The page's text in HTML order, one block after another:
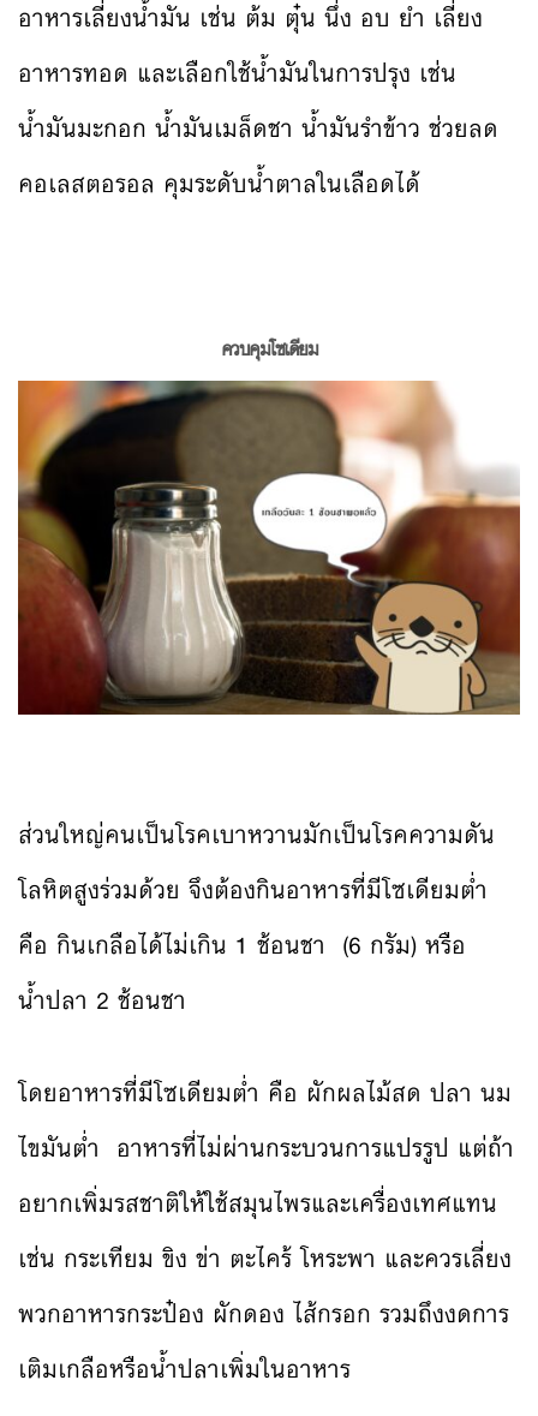
อาหารเลี่ยงน้ำมัน เช่น ต้ม ตุ๋น นึ่ง อบ ยำ เลี่ยง
อาหารทอด และเลือกใช้น้ำมันในการปรุง เช่น
น้ำมันมะกอก น้ำมันเมล็ดชา น้ำมันรำข้าว ช่วยลด
คอเลสตอรอล คุมระดับน้ำตาลในเลือดได้
ควบคุมโซเดียม
ส่วนใหญ่คนเป็นโรคเบาหวานมักเป็นโรคความดัน
โลหิตสูงร่วมด้วย จึงต้องกินอาหารที่มีโซเดียมต่ำ
คือ กินเกลือได้ไม่เกิน 1 ช้อนชา (6 กรัม) หรือ
น้ำปลา 2 ช้อนชา
โดยอาหารที่มีโซเดียมต่ำ คือ ผักผลไม้สด ปลา นม
ไขมันต่ำ อาหารที่ไม่ผ่านกระบวนการแปรรูป แต่ถ้า
อยากเพิ่มรสชาติให้ใช้สมุนไพรและเครื่องเทศแทน
เช่น กระเทียม ขิง ข่า ตะไคร้ โหระพา และควรเลี่ยง
พวกอาหารกระป๋อง ผักดอง ไส้กรอก รวมถึงงดการ
เติมเกลือหรือน้ำปลาเพิ่มในอาหาร